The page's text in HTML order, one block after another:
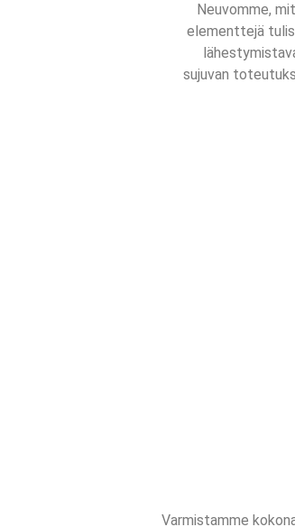
Neuvomme,
elementtejä
sujuvan
Varmistamme